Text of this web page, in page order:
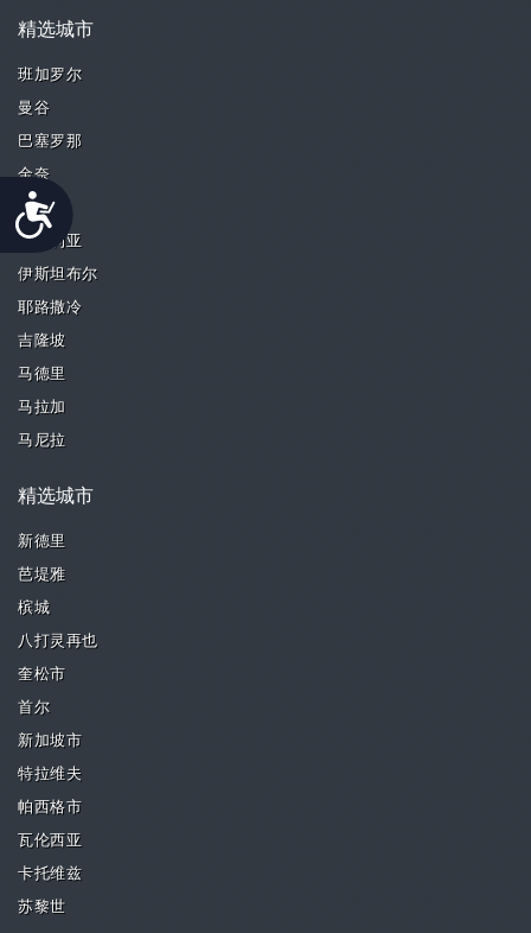
Accessibility
精选城市
班加罗尔
曼谷
巴塞罗那
金奈
古尔冈
荷兹利亚
伊斯坦布尔
耶路撒冷
吉隆坡
马德里
马拉加
马尼拉
精选城市
新德里
芭堤雅
槟城
八打灵再也
奎松市
首尔
新加坡市
特拉维夫
帕西格市
瓦伦西亚
卡托维兹
苏黎世